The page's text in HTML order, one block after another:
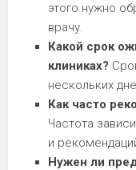
этого нужно
врачу.
Какой срок
клиниках?
нескольких
Как часто
Частота
и
Нужен ли